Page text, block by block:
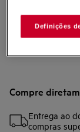
Compre
Entrega ao
compras
Definições